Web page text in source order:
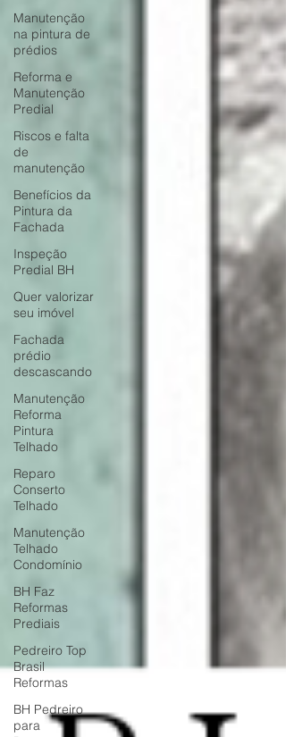
Manutenção
na pintura de
prédios
Reforma e
Manutenção
Predial
Riscos e falta
de
manutenção
Benefícios da
Pintura da
Fachada
Inspeção
Predial BH
Quer valorizar
seu imóvel
Fachada
prédio
descascando
Manutenção
Reforma
Pintura
Telhado
Reparo
Conserto
Telhado
Manutenção
Telhado
Condomínio
BH Faz
Reformas
Prediais
Pedreiro Top
Brasil
Reformas
BH Pedreiro
para